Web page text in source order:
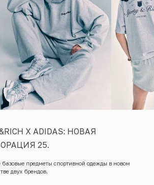
X ADIDAS: НОВАЯ
25.
предметы спортивной одежды в новом
двух брендов.